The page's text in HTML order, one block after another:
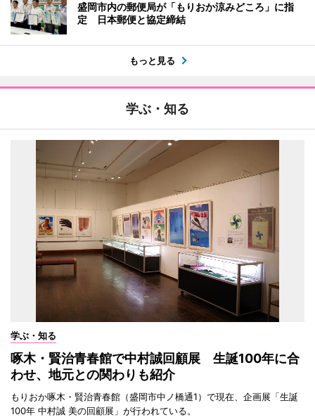
盛岡市内の郵便局が「もりおか涼みどころ」に指
定 日本郵便と協定締結
もっと見る
学ぶ・知る
学ぶ・知る
啄木・賢治青春館で中村誠回顧展 生誕100年に合
わせ、地元との関わりも紹介
もりおか啄木・賢治青春館（盛岡市中ノ橋通1）で現在、企画展「生誕
100年 中村誠 美の回顧展」が行われている。